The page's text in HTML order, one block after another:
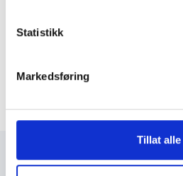
Statistikk
Markedsføring
Tillat alle